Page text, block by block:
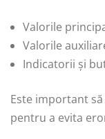
Valorile
Valorile
Indicatorii și
Este important
pentru a evita